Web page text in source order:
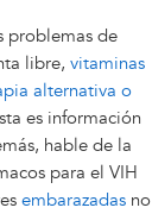
problemas de
libre, vitaminas
alternativa o
es información
hable de la
para el VIH
embarazadas no